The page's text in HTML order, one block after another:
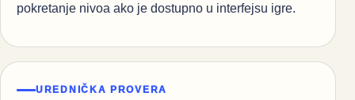
pokretanje nivoa ako je dostupno u interfejsu igre.
UREDNIČKA PROVERA